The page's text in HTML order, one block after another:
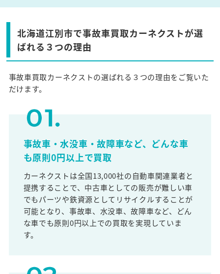
北海道江別市で事故車買取カーネクストが選
ばれる３つの理由
事故車買取カーネクストの選ばれる３つの理由をご覧いた
だけます。
事故車・水没車・故障車など、どんな車
も原則0円以上で買取
カーネクストは全国13,000社の自動車関連業者と
提携することで、中古車としての販売が難しい車
でもパーツや鉄資源としてリサイクルすることが
可能となり、事故車、水没車、故障車など、どん
な車でも原則0円以上での買取を実現していま
す。